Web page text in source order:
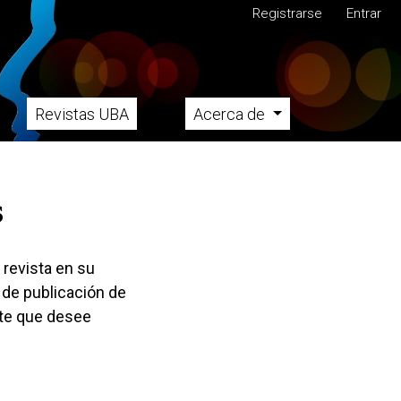
Registrarse Entrar
Revistas UBA Acerca de
en su
publicación de
que desee